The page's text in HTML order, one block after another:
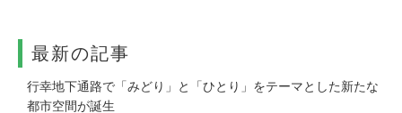
最新の記事
⾏幸地下通路で「みどり」と「ひとり」をテーマとした新たな
都市空間が誕生